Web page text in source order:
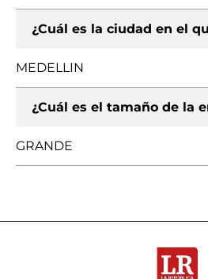
¿Cuál es la ciudad en el
MEDELLIN
¿Cuál es el tamaño de la
GRANDE